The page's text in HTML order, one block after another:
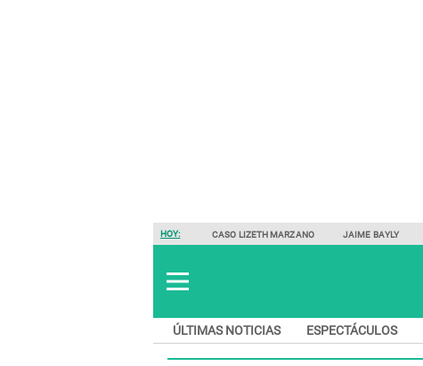
HOY: CASO LIZETH MARZANO JAIME BAYLY
ÚLTIMAS NOTICIAS ESPECTÁCULOS